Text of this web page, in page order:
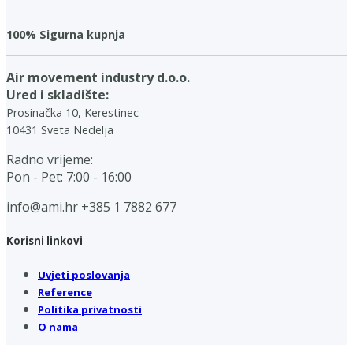
100% Sigurna kupnja
Air movement industry d.o.o.
Ured i skladište:
Prosinačka 10, Kerestinec
10431 Sveta Nedelja
Radno vrijeme:
Pon - Pet: 7:00 - 16:00
info@ami.hr +385 1 7882 677
Korisni linkovi
Uvjeti poslovanja
Reference
Politika privatnosti
O nama